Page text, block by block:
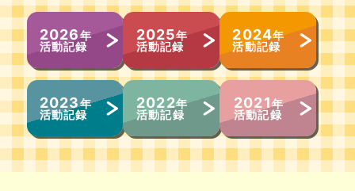
2026年
活動記録
2025年
活動記録
2024年
活動記録
2023年
活動記録
2022年
活動記録
2021年
活動記録